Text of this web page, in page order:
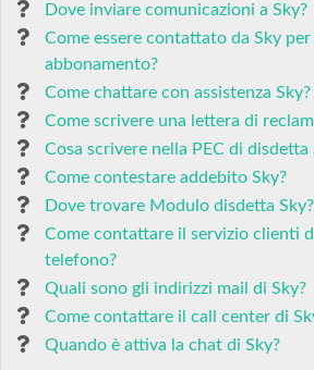
Dove inviare comunicazioni a Sky?
Come essere contattato da Sky
abbonamento?
Come chattare con assistenza Sky?
Come scrivere una lettera di
Cosa scrivere nella PEC di disdetta
Come contestare addebito Sky?
Dove trovare Modulo disdetta Sky?
Come contattare il servizio clienti
telefono?
Quali sono gli indirizzi mail di Sky?
Come contattare il call center di
Quando è attiva la chat di Sky?